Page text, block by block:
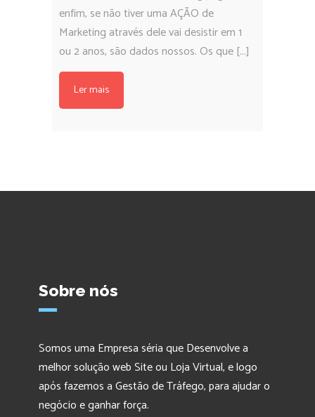
enfim, se não tiver uma AÇÃO de
Marketing através dele vai desistir em 1
ou 2 anos, são dados nossos. Os que [...]
Ler mais
Sobre nós
Somos uma Empresa séria que Desenvolve a
melhor solução web Site ou Loja Virtual, e logo
após fazemos a Gestão de Tráfego, para ajudar o
negócio e ganhar força.